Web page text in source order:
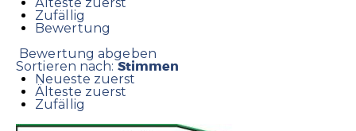
Zufällig
Bewertung
Bewertung abgeben
Sortieren nach: Stimmen
Neueste zuerst
Älteste zuerst
Zufällig